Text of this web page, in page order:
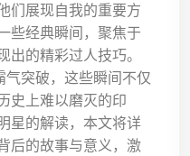
们展现自我的重要方
些经典瞬间，聚焦于
的精彩过人技巧。
突破，这些瞬间不仅
史上难以磨灭的印
星的解读，本文将详
后的故事与意义，激